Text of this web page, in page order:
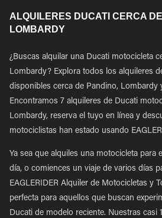
ALQUILERES DUCATI CERCA
LOMBARDY
¿Buscas alquilar una Ducati motocicleta
Lombardy? Explora todos los alquileres
disponibles cerca de Pandino, Lombardy
Encontramos 7 alquileres de Ducati
Lombardy, reserva el tuyo en línea y
motociclistas han estado usando
Ya sea que alquiles una motocicleta para
día, o comiences un viaje de varios días
EAGLERIDER Alquiler de Motocicletas y
perfecta para aquellos que buscan
Ducati de modelo reciente. Nuestras casi